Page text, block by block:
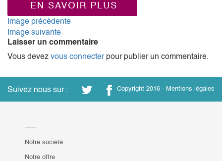
Image précédente
Image suivante
Laisser un commentaire
Vous devez vous connecterpour publier un commentaire.
Suivez nous sur : Copyright 2016 - Mentions légales
Notre société
Notre offre